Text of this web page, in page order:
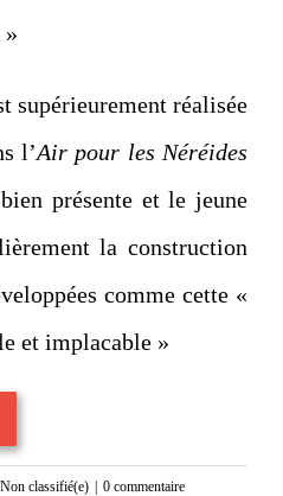
»
supérieurement réalisée
l’Air pour les Néréides
présente et le jeune
la construction
comme cette «
et implacable »
Non classifié(e) | 0 commentaire